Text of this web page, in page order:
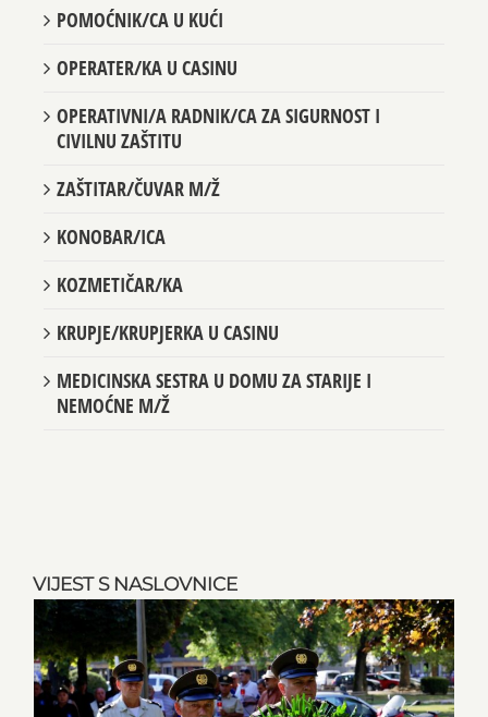
VIJEST S NASLOVNICE
POMOĆNIK/CA U KUĆI
OPERATER/KA U CASINU
OPERATIVNI/A RADNIK/CA ZA SIGURNOST I
CIVILNU ZAŠTITU
ZAŠTITAR/ČUVAR M/Ž
KONOBAR/ICA
KOZMETIČAR/KA
KRUPJE/KRUPJERKA U CASINU
MEDICINSKA SESTRA U DOMU ZA STARIJE I
NEMOĆNE M/Ž